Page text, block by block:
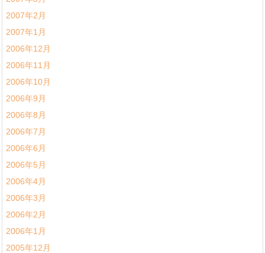
2007年2月
2007年1月
2006年12月
2006年11月
2006年10月
2006年9月
2006年8月
2006年7月
2006年6月
2006年5月
2006年4月
2006年3月
2006年2月
2006年1月
2005年12月